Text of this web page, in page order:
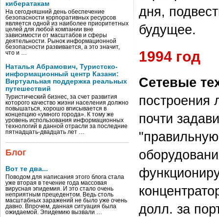
кибератакам
На сегодняшний день обеспечение
безопасности корпоративных ресурсов
является одной из наиболее приоритетных
целей для любой компании вне
зависимости от масштабов и сферы
деятельности. Рынок информационной
безопасности развивается, а это значит,
что и …
Наталья Абрамович, Туристско-
информационный центр Казани:
Виртуальная поддержка реальных
путешествий
Туристический бизнес, за счет развития
которого качество жизни населения должно
повышаться, хорошо вписывается в
концепцию «умного города». К тому же
уровень использования информационных
технологий в данной отрасли за последние
пятнадцать-двадцать лет …
Блог
Вот те два...
Поводом для написания этого блога стала
уже вторая в течение года массовая
вирусная эпидемия. И это стало очень
неприятным прецедентом. Ведь столь
масштабных заражений не было уже очень
давно. Впрочем, данная ситуация была
ожидаемой. Эпидемию вызвали …
дня,
будущее.
1994 год
Сетевые
построения
почти
долл. за